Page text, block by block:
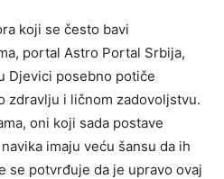
koji se često bavi
portal Astro Portal Srbija,
Djevici posebno potiče
zdravlju i ličnom zadovoljstvu.
oni koji sada postave
imaju veću šansu da ih
se potvrđuje da je upravo ovaj